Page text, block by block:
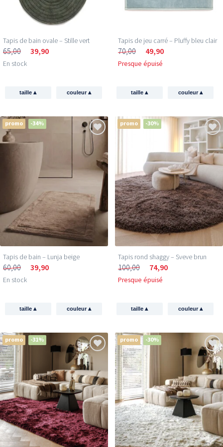
Tapis de bain ovale – Stille vert
65,00 39,90
En stock
taille▴ couleur▴
Tapis de jeu carré – Pluffy bleu clair
70,00 49,90
Presque épuisé
taille▴ couleur▴
promo -34%
Tapis de bain – Lunja beige
60,00 39,90
En stock
taille▴ couleur▴
promo -30%
Tapis rond shaggy – Sveve brun
100,00 74,90
Presque épuisé
taille▴ couleur▴
promo -31% promo -30%